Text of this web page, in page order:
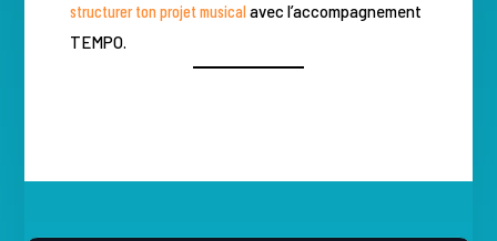
structurer ton projet musicalavec l’accompagnement
TEMPO.